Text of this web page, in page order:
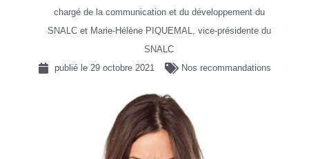
chargé de la communication et du développement du
SNALC et Marie-Hélène PIQUEMAL, vice-présidente du
SNALC
publié le 29 octobre 2021 Nos recommandations